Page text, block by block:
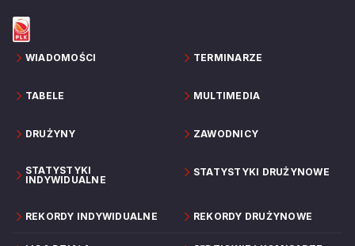
WIADOMOŚCI TERMINARZE
TABELE MULTIMEDIA
DRUŻYNY ZAWODNICY
STATYSTYKI
INDYWIDUALNE
STATYSTYKI DRUŻYNOWE
REKORDY INDYWIDUALNE REKORDY DRUŻYNOWE